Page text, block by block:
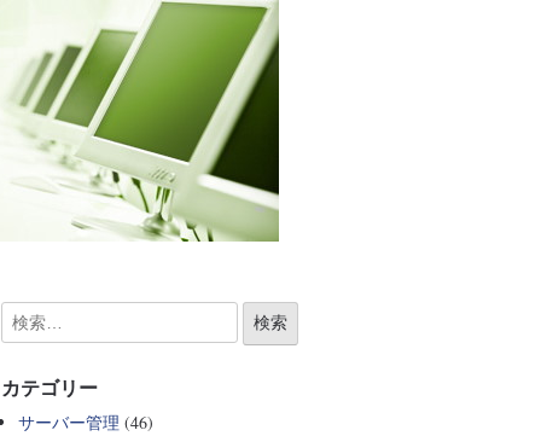
カテゴリー
サーバー管理 (46)